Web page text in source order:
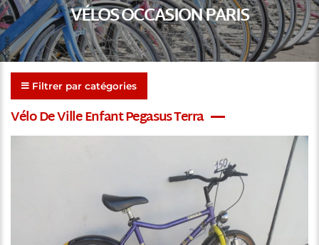
VÉLOS OCCASION PARIS
Vélo De Ville Enfant Pegasus Terra
Filtrer par catégories